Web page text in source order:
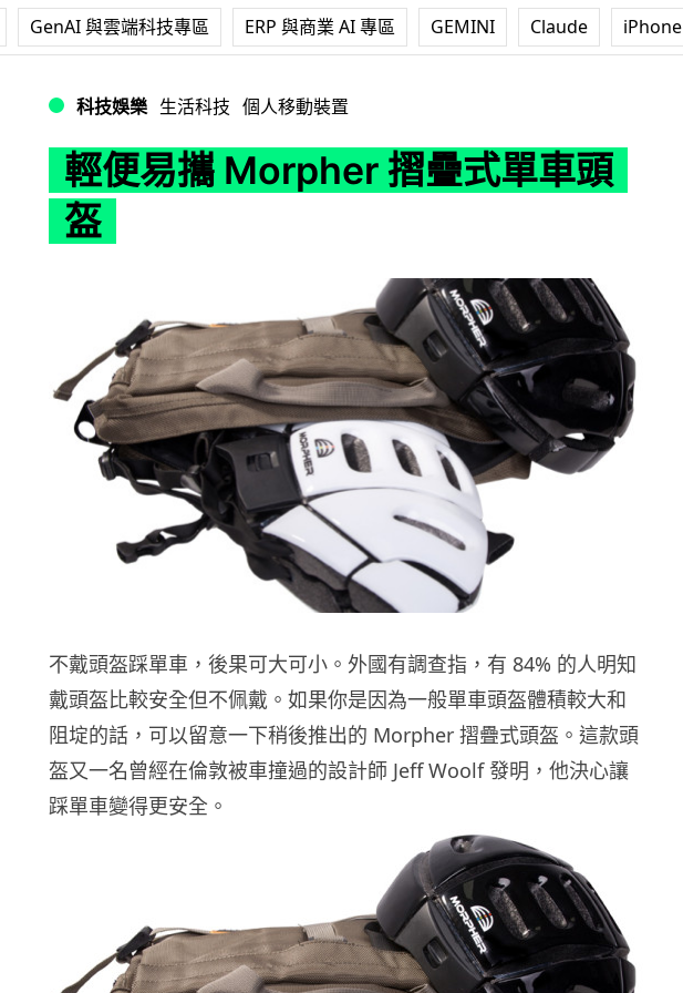
GenAI 與雲端科技專區 ERP 與商業 AI 專區 GEMINI Claude
科技娛樂 生活科技 個人移動裝置
輕便易攜 Morpher 摺疊式單車頭
盔
不戴頭盔踩單車，後果可大可小。外國有調查指，有 84% 的人明知
戴頭盔比較安全但不佩戴。如果你是因為一般單車頭盔體積較大和
阻埞的話，可以留意一下稍後推出的 Morpher 摺疊式頭盔。這款頭
盔又一名曾經在倫敦被車撞過的設計師 Jeff Woolf 發明，他決心讓
踩單車變得更安全。